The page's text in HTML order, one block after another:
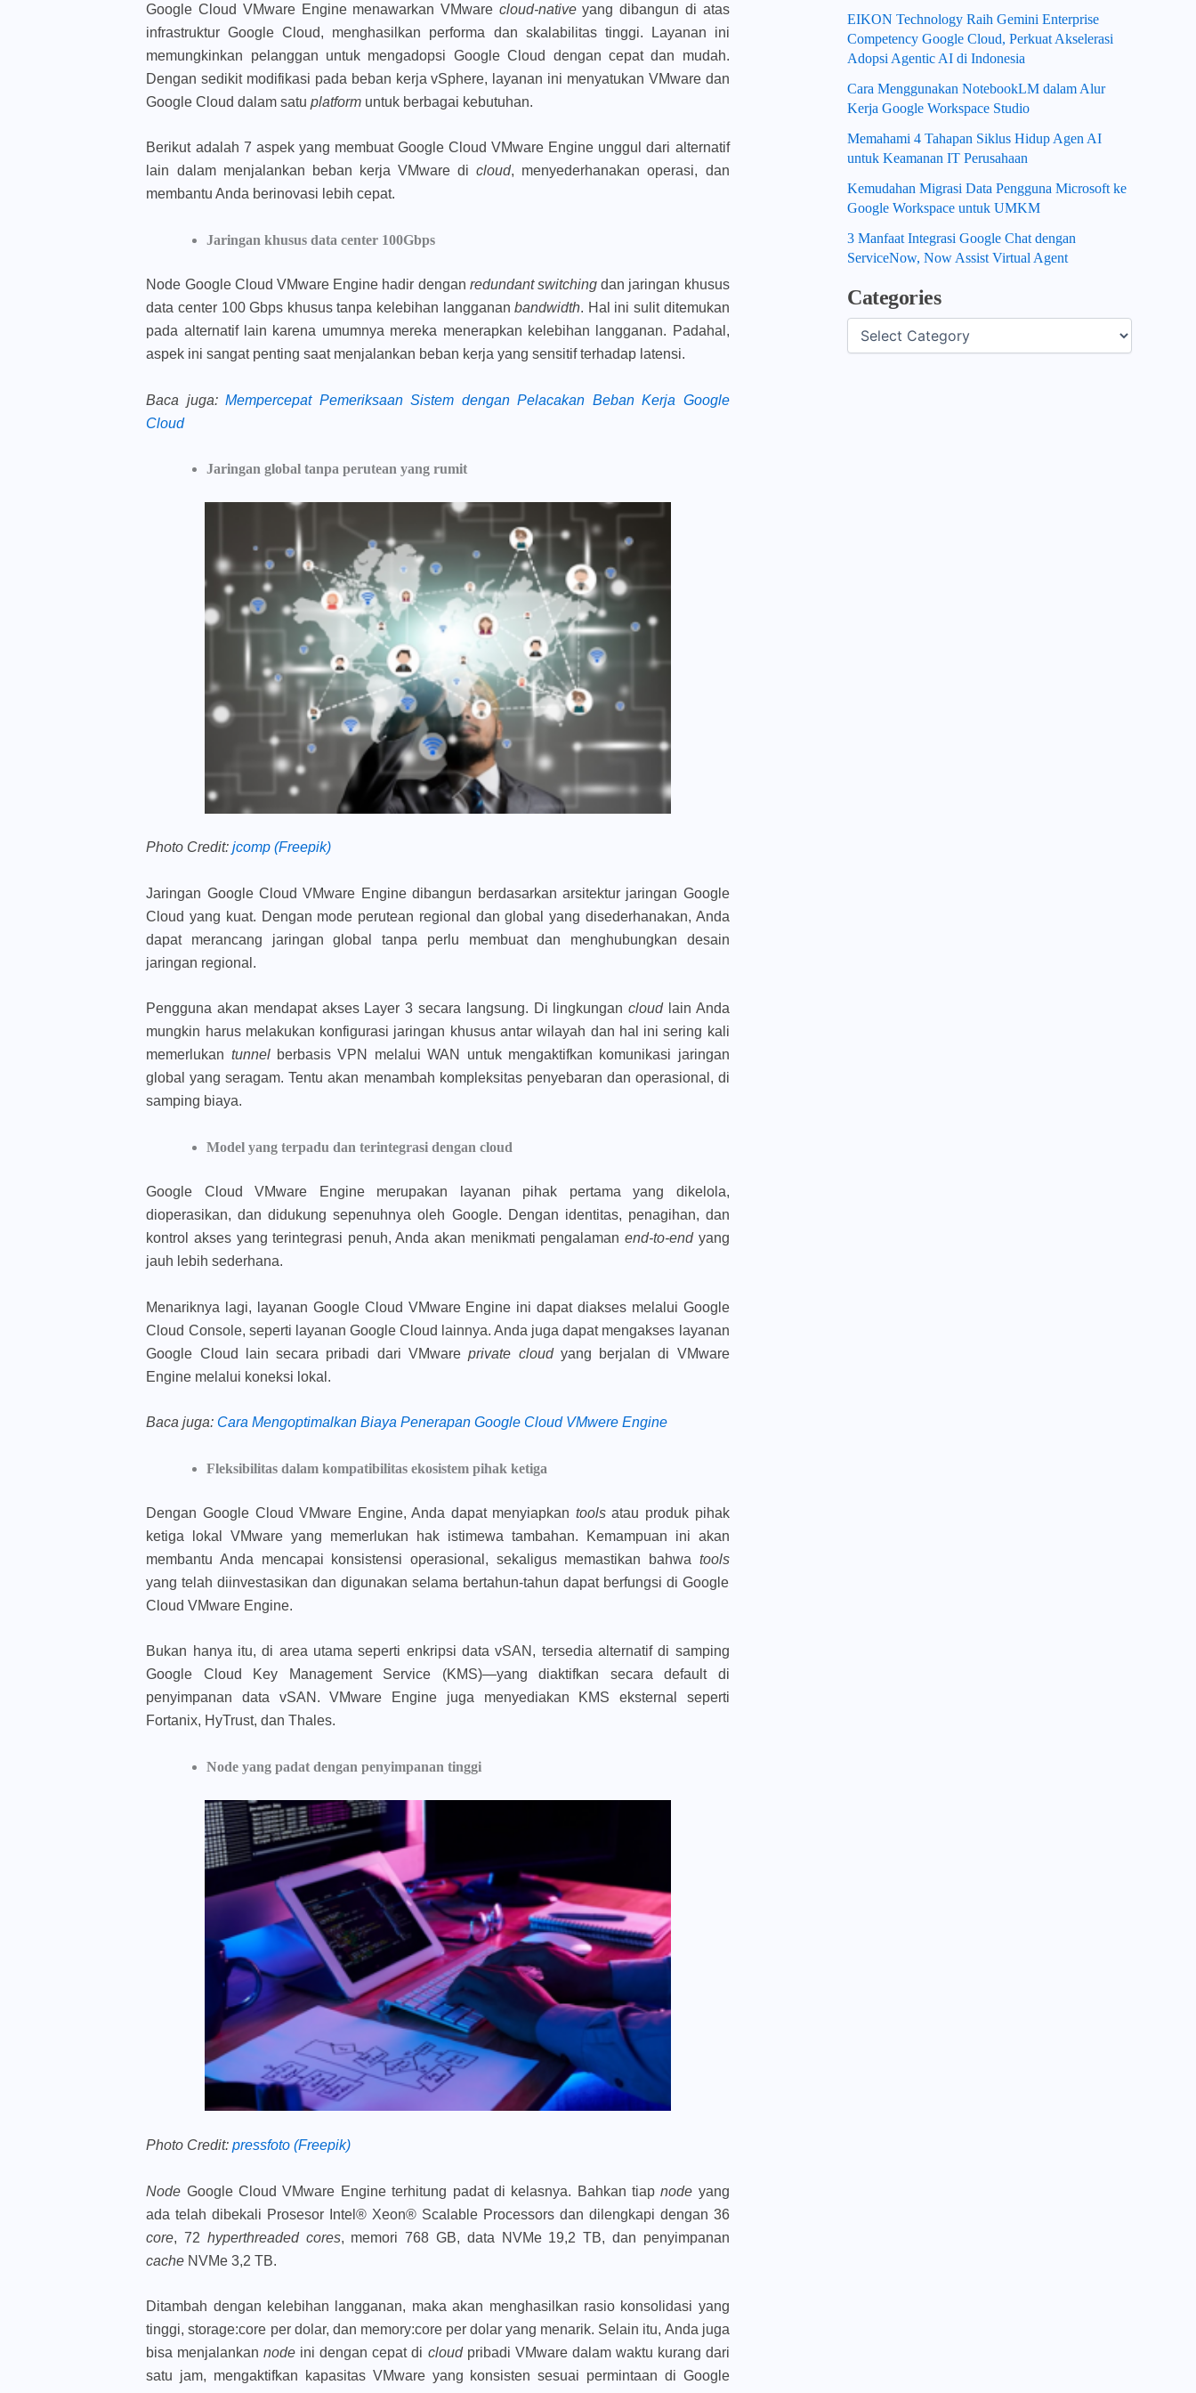
Google Cloud VMware Engine menawarkan VMware cloud-nativeyang dibangun di atas
infrastruktur Google Cloud, menghasilkan performa dan skalabilitas tinggi. Layanan ini
memungkinkan pelanggan untuk mengadopsi Google Cloud dengan cepat dan mudah.
Dengan sedikit modifikasi pada beban kerja vSphere, layanan ini menyatukan VMware dan
Google Cloud dalam satuplatform untuk berbagai kebutuhan.
Berikut adalah 7 aspek yang membuat Google Cloud VMware Engine unggul dari alternatif
lain dalam menjalankan beban kerja VMware dicloud, menyederhanakan operasi, dan
membantu Anda berinovasi lebih cepat.
Jaringan khusus data center 100Gbps
Node Google Cloud VMware Engine hadir dengan redundant switching dan jaringan khusus
data center 100 Gbps khusus tanpa kelebihan langgananbandwidth. Hal ini sulit ditemukan
pada alternatif lain karena umumnya mereka menerapkan kelebihan langganan. Padahal,
aspek ini sangat penting saat menjalankan beban kerja yang sensitif terhadap latensi.
Baca juga: Mempercepat Pemeriksaan Sistem dengan Pelacakan Beban Kerja Google
Cloud
Jaringan global tanpa perutean yang rumit
Photo Credit: jcomp (Freepik)
Jaringan Google Cloud VMware Engine dibangun berdasarkan arsitektur jaringan Google
Cloud yang kuat. Dengan mode perutean regional dan global yang disederhanakan, Anda
dapat merancang jaringan global tanpa perlu membuat dan menghubungkan desain
jaringan regional.
Pengguna akan mendapat akses Layer 3 secara langsung. Di lingkungancloudlain Anda
mungkin harus melakukan konfigurasi jaringan khusus antar wilayah dan hal ini sering kali
memerlukan tunnelberbasis VPN melalui WAN untuk mengaktifkan komunikasi jaringan
global yang seragam. Tentu akan menambah kompleksitas penyebaran dan operasional, di
samping biaya.
Model yang terpadu dan terintegrasi dengan cloud
Google Cloud VMware Engine merupakan layanan pihak pertama yang dikelola,
dioperasikan, dan didukung sepenuhnya oleh Google. Dengan identitas, penagihan, dan
kontrol akses yang terintegrasi penuh, Anda akan menikmati pengalaman end-to-endyang
jauh lebih sederhana.
Menariknya lagi, layanan Google Cloud VMware Engine ini dapat diakses melalui Google
Cloud Console, seperti layanan Google Cloud lainnya. Anda juga dapat mengakses layanan
Google Cloud lain secara pribadi dari VMwareprivate cloudyang berjalan di VMware
Engine melalui koneksi lokal.
Baca juga: Cara Mengoptimalkan Biaya Penerapan Google Cloud VMwere Engine
Fleksibilitas dalam kompatibilitas ekosistem pihak ketiga
Dengan Google Cloud VMware Engine, Anda dapat menyiapkan toolsatau produk pihak
ketiga lokal VMware yang memerlukan hak istimewa tambahan. Kemampuan ini akan
membantu Anda mencapai konsistensi operasional, sekaligus memastikan bahwa tools
yang telah diinvestasikan dan digunakan selama bertahun-tahun dapat berfungsi di Google
Cloud VMware Engine.
Bukan hanya itu, di area utama seperti enkripsi data vSAN, tersedia alternatif di samping
Google Cloud Key Management Service (KMS)—yang diaktifkan secara default di
penyimpanan data vSAN. VMware Engine juga menyediakan KMS eksternal seperti
Fortanix, HyTrust, dan Thales.
Node yang padat dengan penyimpanan tinggi
Photo Credit: pressfoto (Freepik)
Node Google Cloud VMware Engine terhitung padat di kelasnya. Bahkan tiapnode yang
ada telah dibekali Prosesor Intel® Xeon® Scalable Processors dan dilengkapi dengan 36
core, 72 hyperthreaded cores, memori 768 GB, data NVMe 19,2 TB, dan penyimpanan
cache NVMe 3,2 TB.
Ditambah dengan kelebihan langganan, maka akan menghasilkan rasio konsolidasi yang
tinggi, storage:core per dolar, dan memory:core per dolar yang menarik. Selain itu, Anda juga
bisa menjalankannode ini dengan cepat di cloud pribadi VMware dalam waktu kurang dari
satu jam, mengaktifkan kapasitas VMware yang konsisten sesuai permintaan di Google
EIKON Technology Raih Gemini Enterprise
Competency Google Cloud, Perkuat Akselerasi
Adopsi Agentic AI di Indonesia
Cara Menggunakan NotebookLM dalam Alur
Kerja Google Workspace Studio
Memahami 4 Tahapan Siklus Hidup Agen AI
untuk Keamanan IT Perusahaan
Kemudahan Migrasi Data Pengguna Microsoft ke
Google Workspace untuk UMKM
3 Manfaat Integrasi Google Chat dengan
ServiceNow, Now Assist Virtual Agent
Categories